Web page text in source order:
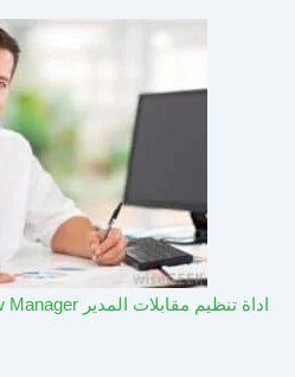
اداة تنظيم مقابلات المدير Interview Manager